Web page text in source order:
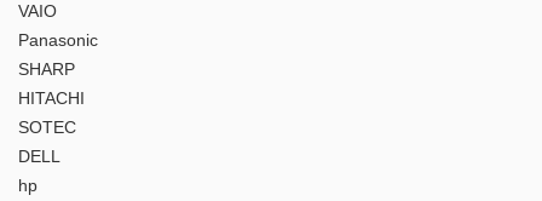
VAIO
Panasonic
SHARP
HITACHI
SOTEC
DELL
hp